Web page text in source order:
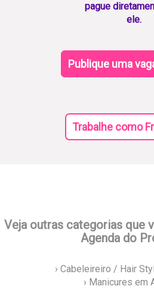
pague
ele.
Publique uma
Trabalhe como
Veja outras categorias que
Agenda do
› Cabeleireiro / Hair
› Manicures em